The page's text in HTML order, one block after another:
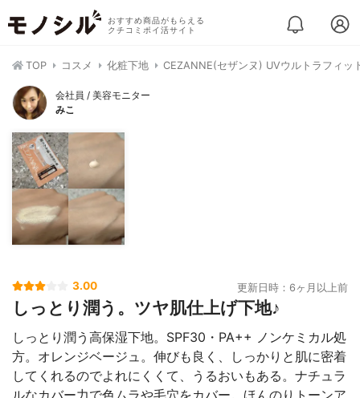
おすすめ商品がもらえる
クチコミポイ活サイト
TOP コスメ 化粧下地 CEZANNE(セザンヌ) UVウルトラフィッ
会社員 / 美容モニター
みこ
3.00 更新日時：6ヶ月以上前
しっとり潤う。ツヤ肌仕上げ下地♪
しっとり潤う高保湿下地。SPF30・PA++ ノンケミカル処
方。オレンジベージュ。伸びも良く、しっかりと肌に密着
してくれるのでよれにくくて、うるおいもある。ナチュラ
ルなカバー力で色ムラや毛穴をカバー。ほんのりトーンア